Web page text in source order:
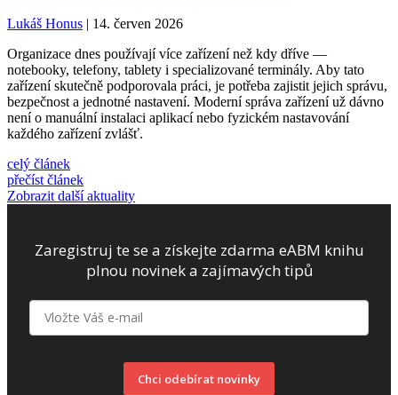
Lukáš Honus | 14. červen 2026
Organizace dnes používají více zařízení než kdy dříve —
notebooky, telefony, tablety i specializované terminály. Aby tato
zařízení skutečně podporovala práci, je potřeba zajistit jejich správu,
bezpečnost a jednotné nastavení. Moderní správa zařízení už dávno
není o manuální instalaci aplikací nebo fyzickém nastavování
každého zařízení zvlášť.
celý článek
přečíst článek
Zobrazit další aktuality
Zaregistruj te se a získejte zdarma eABM knihu
plnou novinek a zajímavých tipů
Chci odebírat novinky